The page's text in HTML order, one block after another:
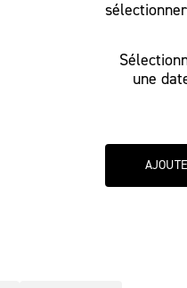
114.00$.
57.00$.
une